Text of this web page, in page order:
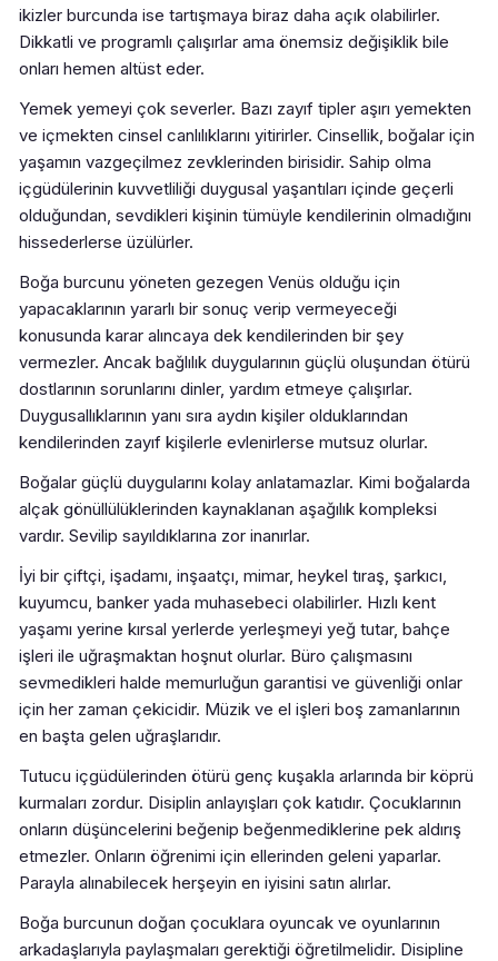
ikizler burcunda ise tartışmaya biraz daha açık olabilirler.
Dikkatli ve programlı çalışırlar ama önemsiz değişiklik bile
onları hemen altüst eder.
Yemek yemeyi çok severler. Bazı zayıf tipler aşırı yemekten
ve içmekten cinsel canlılıklarını yitirirler. Cinsellik, boğalar için
yaşamın vazgeçilmez zevklerinden birisidir. Sahip olma
içgüdülerinin kuvvetliliği duygusal yaşantıları içinde geçerli
olduğundan, sevdikleri kişinin tümüyle kendilerinin olmadığını
hissederlerse üzülürler.
Boğa burcunu yöneten gezegen Venüs olduğu için
yapacaklarının yararlı bir sonuç verip vermeyeceği
konusunda karar alıncaya dek kendilerinden bir şey
vermezler. Ancak bağlılık duygularının güçlü oluşundan ötürü
dostlarının sorunlarını dinler, yardım etmeye çalışırlar.
Duygusallıklarının yanı sıra aydın kişiler olduklarından
kendilerinden zayıf kişilerle evlenirlerse mutsuz olurlar.
Boğalar güçlü duygularını kolay anlatamazlar. Kimi boğalarda
alçak gönüllülüklerinden kaynaklanan aşağılık kompleksi
vardır. Sevilip sayıldıklarına zor inanırlar.
İyi bir çiftçi, işadamı, inşaatçı, mimar, heykel tıraş, şarkıcı,
kuyumcu, banker yada muhasebeci olabilirler. Hızlı kent
yaşamı yerine kırsal yerlerde yerleşmeyi yeğ tutar, bahçe
işleri ile uğraşmaktan hoşnut olurlar. Büro çalışmasını
sevmedikleri halde memurluğun garantisi ve güvenliği onlar
için her zaman çekicidir. Müzik ve el işleri boş zamanlarının
en başta gelen uğraşlarıdır.
Tutucu içgüdülerinden ötürü genç kuşakla arlarında bir köprü
kurmaları zordur. Disiplin anlayışları çok katıdır. Çocuklarının
onların düşüncelerini beğenip beğenmediklerine pek aldırış
etmezler. Onların öğrenimi için ellerinden geleni yaparlar.
Parayla alınabilecek herşeyin en iyisini satın alırlar.
Boğa burcunun doğan çocuklara oyuncak ve oyunlarının
arkadaşlarıyla paylaşmaları gerektiği öğretilmelidir. Disipline